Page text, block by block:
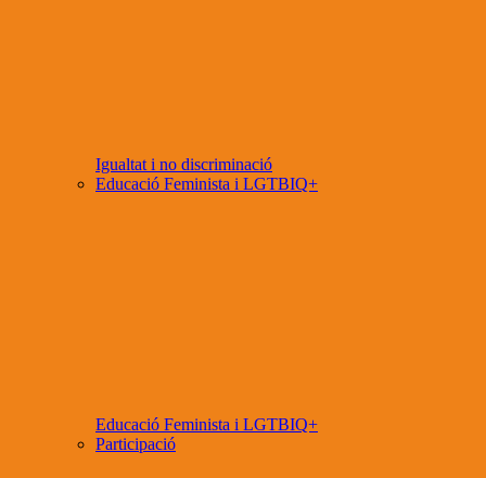
Igualtat i no discriminació
Educació Feminista i LGTBIQ+
Educació Feminista i LGTBIQ+
Participació